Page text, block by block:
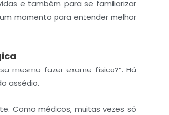
e também para se familiarizar
momento para entender melhor
mesmo fazer exame físico?”. Há
assédio.
Como médicos, muitas vezes só